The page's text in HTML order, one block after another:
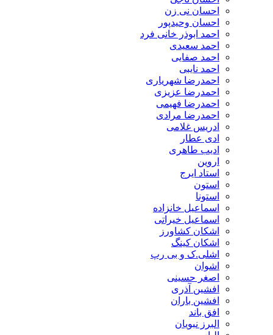
احسان نی زن
احسان وحیدپور
احمد ابوذر خانی فرد
احمد سعیدی
احمد صفایی
احمد نایبی
احمدرضا شهریاری
احمدرضا عزیزی
احمدرضا فهیمی
احمدرضا مرادی
ادریس غلامی
ادی عطار
ادیب طاهری
اروین
استاد ایرج
استون
استونا
اسماعیل خانزاده
اسماعیل خیراتی
اشکان کشاورز
اشکان کینگ
اشلی.ک و بی رپ
اشوان
اصغر حسینی
افشین آذری
افشین باران
افق باند
البرز نبویان